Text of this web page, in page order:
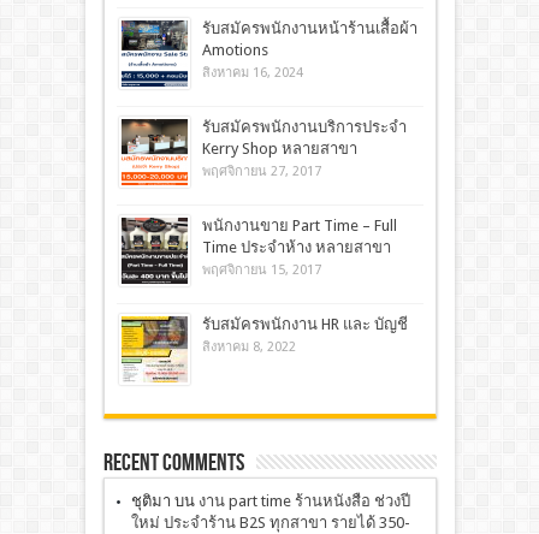
รับสมัครพนักงานหน้าร้านเสื้อผ้า
Amotions
สิงหาคม 16, 2024
รับสมัครพนักงานบริการประจำ
Kerry Shop หลายสาขา
พฤศจิกายน 27, 2017
พนักงานขาย Part Time – Full
Time ประจำห้าง หลายสาขา
พฤศจิกายน 15, 2017
รับสมัครพนักงาน HR และ บัญชี
สิงหาคม 8, 2022
Recent Comments
ชุติมา บน งาน part time ร้านหนังสือ ช่วงปี
ใหม่ ประจำร้าน B2S ทุกสาขา รายได้ 350-